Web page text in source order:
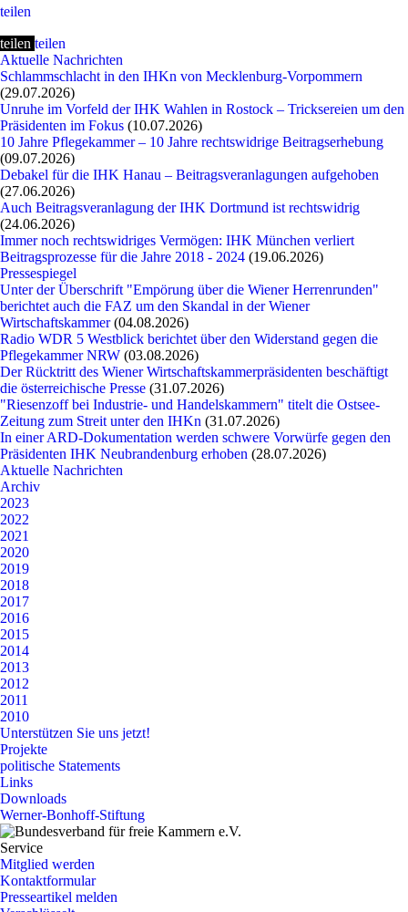
teilen
teilen teilen
Aktuelle Nachrichten
Schlammschlacht in den IHKn von Mecklenburg-Vorpommern
(29.07.2026)
Unruhe im Vorfeld der IHK Wahlen in Rostock – Tricksereien um den
Präsidenten im Fokus (10.07.2026)
10 Jahre Pflegekammer – 10 Jahre rechtswidrige Beitragserhebung
(09.07.2026)
Debakel für die IHK Hanau – Beitragsveranlagungen aufgehoben
(27.06.2026)
Auch Beitragsveranlagung der IHK Dortmund ist rechtswidrig
(24.06.2026)
Immer noch rechtswidriges Vermögen: IHK München verliert
Beitragsprozesse für die Jahre 2018 - 2024 (19.06.2026)
Pressespiegel
Unter der Überschrift "Empörung über die Wiener Herrenrunden"
berichtet auch die FAZ um den Skandal in der Wiener
Wirtschaftskammer(04.08.2026)
Radio WDR 5 Westblick berichtet über den Widerstand gegen die
Pflegekammer NRW (03.08.2026)
Der Rücktritt des Wiener Wirtschaftskammerpräsidenten beschäftigt
die österreichische Presse (31.07.2026)
"Riesenzoff bei Industrie- und Handelskammern" titelt die Ostsee-
Zeitung zum Streit unter den IHKn (31.07.2026)
In einer ARD-Dokumentation werden schwere Vorwürfe gegen den
Präsidenten IHK Neubrandenburg erhoben (28.07.2026)
Aktuelle Nachrichten
Archiv
2023
2022
2021
2020
2019
2018
2017
2016
2015
2014
2013
2012
2011
2010
Unterstützen Sie uns jetzt!
Projekte
politische Statements
Links
Downloads
Werner-Bonhoff-Stiftung
Service
Mitglied werden
Kontaktformular
Presseartikel melden